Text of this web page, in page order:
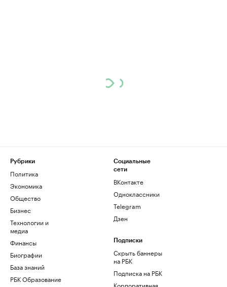
Рубрики
Политика
Экономика
Общество
Бизнес
Технологии и
медиа
Финансы
Биографии
База знаний
РБК Образование
Социальные
сети
ВКонтакте
Одноклассники
Telegram
Дзен
Подписки
Скрыть баннеры
на РБК
Подписка на РБК
Корпоративная